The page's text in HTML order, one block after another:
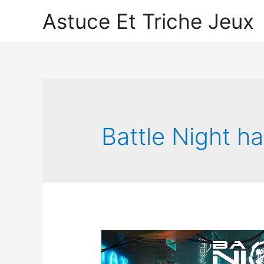
Astuce Et Triche Jeux
Battle Night